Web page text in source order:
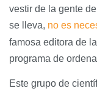
vestir de la gente
se lleva, no es
famosa editora de
programa de
Este grupo de